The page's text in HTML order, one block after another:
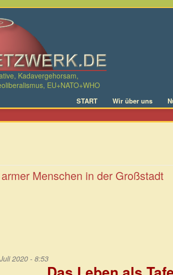
Kadavergehorsam,
EU+NATO+WHO
START Wir über uns
Menschen in der Großstadt
2020 - 8:53